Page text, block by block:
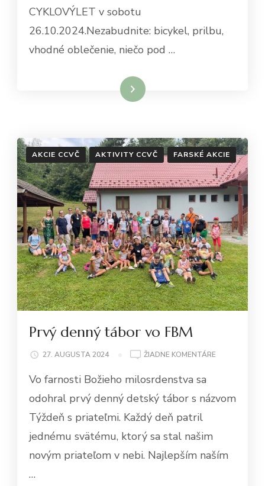
CYKLOVÝLET v sobotu
26.10.2024.Nezabudnite: bicykel, prilbu,
vhodné oblečenie, niečo pod …
Čítať viac
AKCIE CCVČ AKTIVITY CCVČ FARSKÉ AKCIE
Prvý denný tábor vo FBM
27. AUGUSTA 2024 ŽIADNE KOMENTÁRENA
VO
Vo farnosti Božieho milosrdenstva sa
odohral prvý denný detský tábor s názvom
Týždeň s priateľmi. Každý deň patril
jednému svätému, ktorý sa stal našim
novým priateľom v nebi. Najlepším naším
…